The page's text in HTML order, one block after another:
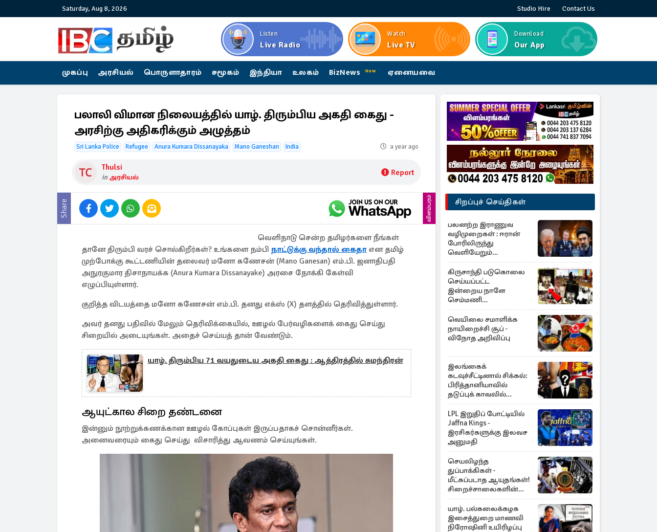
Saturday, Aug 8, 2026 Studio Hire Contact Us
Listen
Live Radio
Watch
Live TV
Download
Our App
முகப்பு அரசியல் பொருளாதாரம் சமூகம் இந்தியா உலகம் BizNews New ஏனையவை
பலாலி விமான நிலையத்தில் யாழ். திரும்பிய அகதி கைது -
அரசிற்கு அதிகரிக்கும் அழுத்தம்
Sri Lanka Police Refugee Anura Kumara Dissanayaka Mano Ganeshan India a year ago
Thulsi
in அரசியல் Report
Share விளம்பரம்
வெளிநாடு சென்ற தமிழர்களை நீங்கள்
தானே திரும்பி வரச் சொல்கிறீர்கள்? உங்களை நம்பி நாட்டுக்கு வந்தால் கைதா என தமிழ்
முற்போக்கு கூட்டணியின் தலைவர் மனோ கணேசன் (Mano Ganesan) எம்.பி. ஜனாதிபதி
அநுரகுமார திசாநாயக்க (Anura Kumara Dissanayake) அரசை நோக்கி கேள்வி
எழுப்பியுள்ளார்.
குறித்த விடயத்தை மனோ கணேசன் எம்.பி. தனது எக்ஸ் (X) தளத்தில் தெரிவித்துள்ளார்.
அவர் தனது பதிவில் மேலும் தெரிவிக்கையில், ஊழல் பேர்வழிகளைக் கைது செய்து
சிறையில் அடையுங்கள். அதைச் செய்யத் தான் வேண்டும்.
யாழ். திரும்பிய 71 வயதுடைய அகதி கைது : ஆத்திரத்தில் சுமந்திரன்
ஆயுட்கால சிறை தண்டனை
இன்னும் நூற்றுக்கணக்கான ஊழல் கோப்புகள் இருப்பதாகச் சொன்னீர்கள்.
அனைவரையும் கைது செய்து விசாரித்து ஆவணம் செய்யுங்கள்.
சிறப்புச் செய்திகள்
பலனற்ற இராணுவ
வழிமுறைகள் : ஈரான்
போரிலிருந்து
வெளியேறும்
வழியைத்தேடும்
அமெரிக்க தளபதி
கிருசாந்தி படுகொலை
செய்யப்பட்ட
இன்றைய நாளே
செம்மணி
இனப்படுகொலை
தினம்…!
வெயிலை சமாளிக்க
நாயிறைச்சி சூப் -
விநோத அறிவிப்பு
இலங்கைக்
கடவுச்சீட்டினால் சிக்கல்:
பிரித்தானியாவில்
தடுப்புக் காவலில்
முன்னாள் எம்.பி!
LPL இறுதிப் போட்டியில்
Jaffna Kings -
இரசிகர்களுக்கு இலவச
அனுமதி
செயலிழந்த
துப்பாக்கிகள் -
மீட்கப்படாத ஆயுதங்கள்!
சிறைச்சாலைகளின்
பாதுகாப்பில் பாரிய
அச்சுறுத்தல்
யாழ். பல்கலைக்கழக
இசைத்துறை மாணவி
நிரோஷினி உயிரிழப்பு